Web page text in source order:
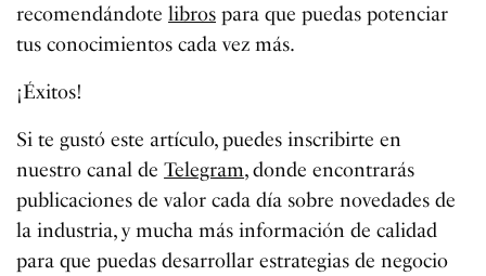
recomendándotelibros para que puedas potenciar
tus conocimientos cada vez más.
¡Éxitos!
Si te gustó este artículo, puedes inscribirte en
nuestro canal deTelegram, donde encontrarás
publicaciones de valor cada día sobre novedades de
la industria, y mucha más información de calidad
para que puedas desarrollar estrategias de negocio